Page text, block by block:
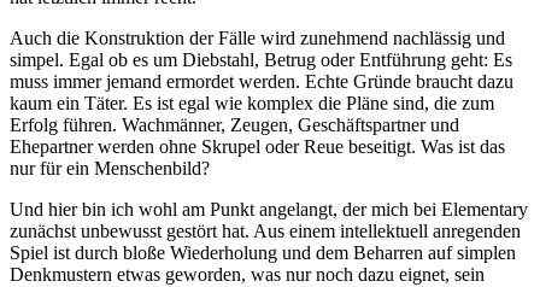
Auch die Konstruktion der Fälle wird zunehmend nachlässig und
simpel. Egal ob es um Diebstahl, Betrug oder Entführung geht: Es
muss immer jemand ermordet werden. Echte Gründe braucht dazu
kaum ein Täter. Es ist egal wie komplex die Pläne sind, die zum
Erfolg führen. Wachmänner, Zeugen, Geschäftspartner und
Ehepartner werden ohne Skrupel oder Reue beseitigt. Was ist das
nur für ein Menschenbild?
Und hier bin ich wohl am Punkt angelangt, der mich bei Elementary
zunächst unbewusst gestört hat. Aus einem intellektuell anregenden
Spiel ist durch bloße Wiederholung und dem Beharren auf simplen
Denkmustern etwas geworden, was nur noch dazu eignet, sein